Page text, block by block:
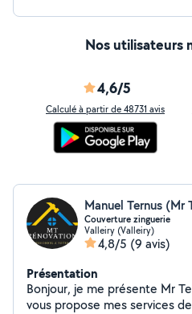
Nos utilisateurs
4,6/5
Calculé à partir de 48731 avis
Manuel Ternus (Mr
Couverture zinguerie
Valleiry (Valleiry)
4,8/5 (9 avis)
Présentation
Bonjour, je me présente Mr Ternus Mt
vous propose mes services